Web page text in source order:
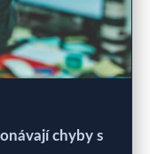
chyby s